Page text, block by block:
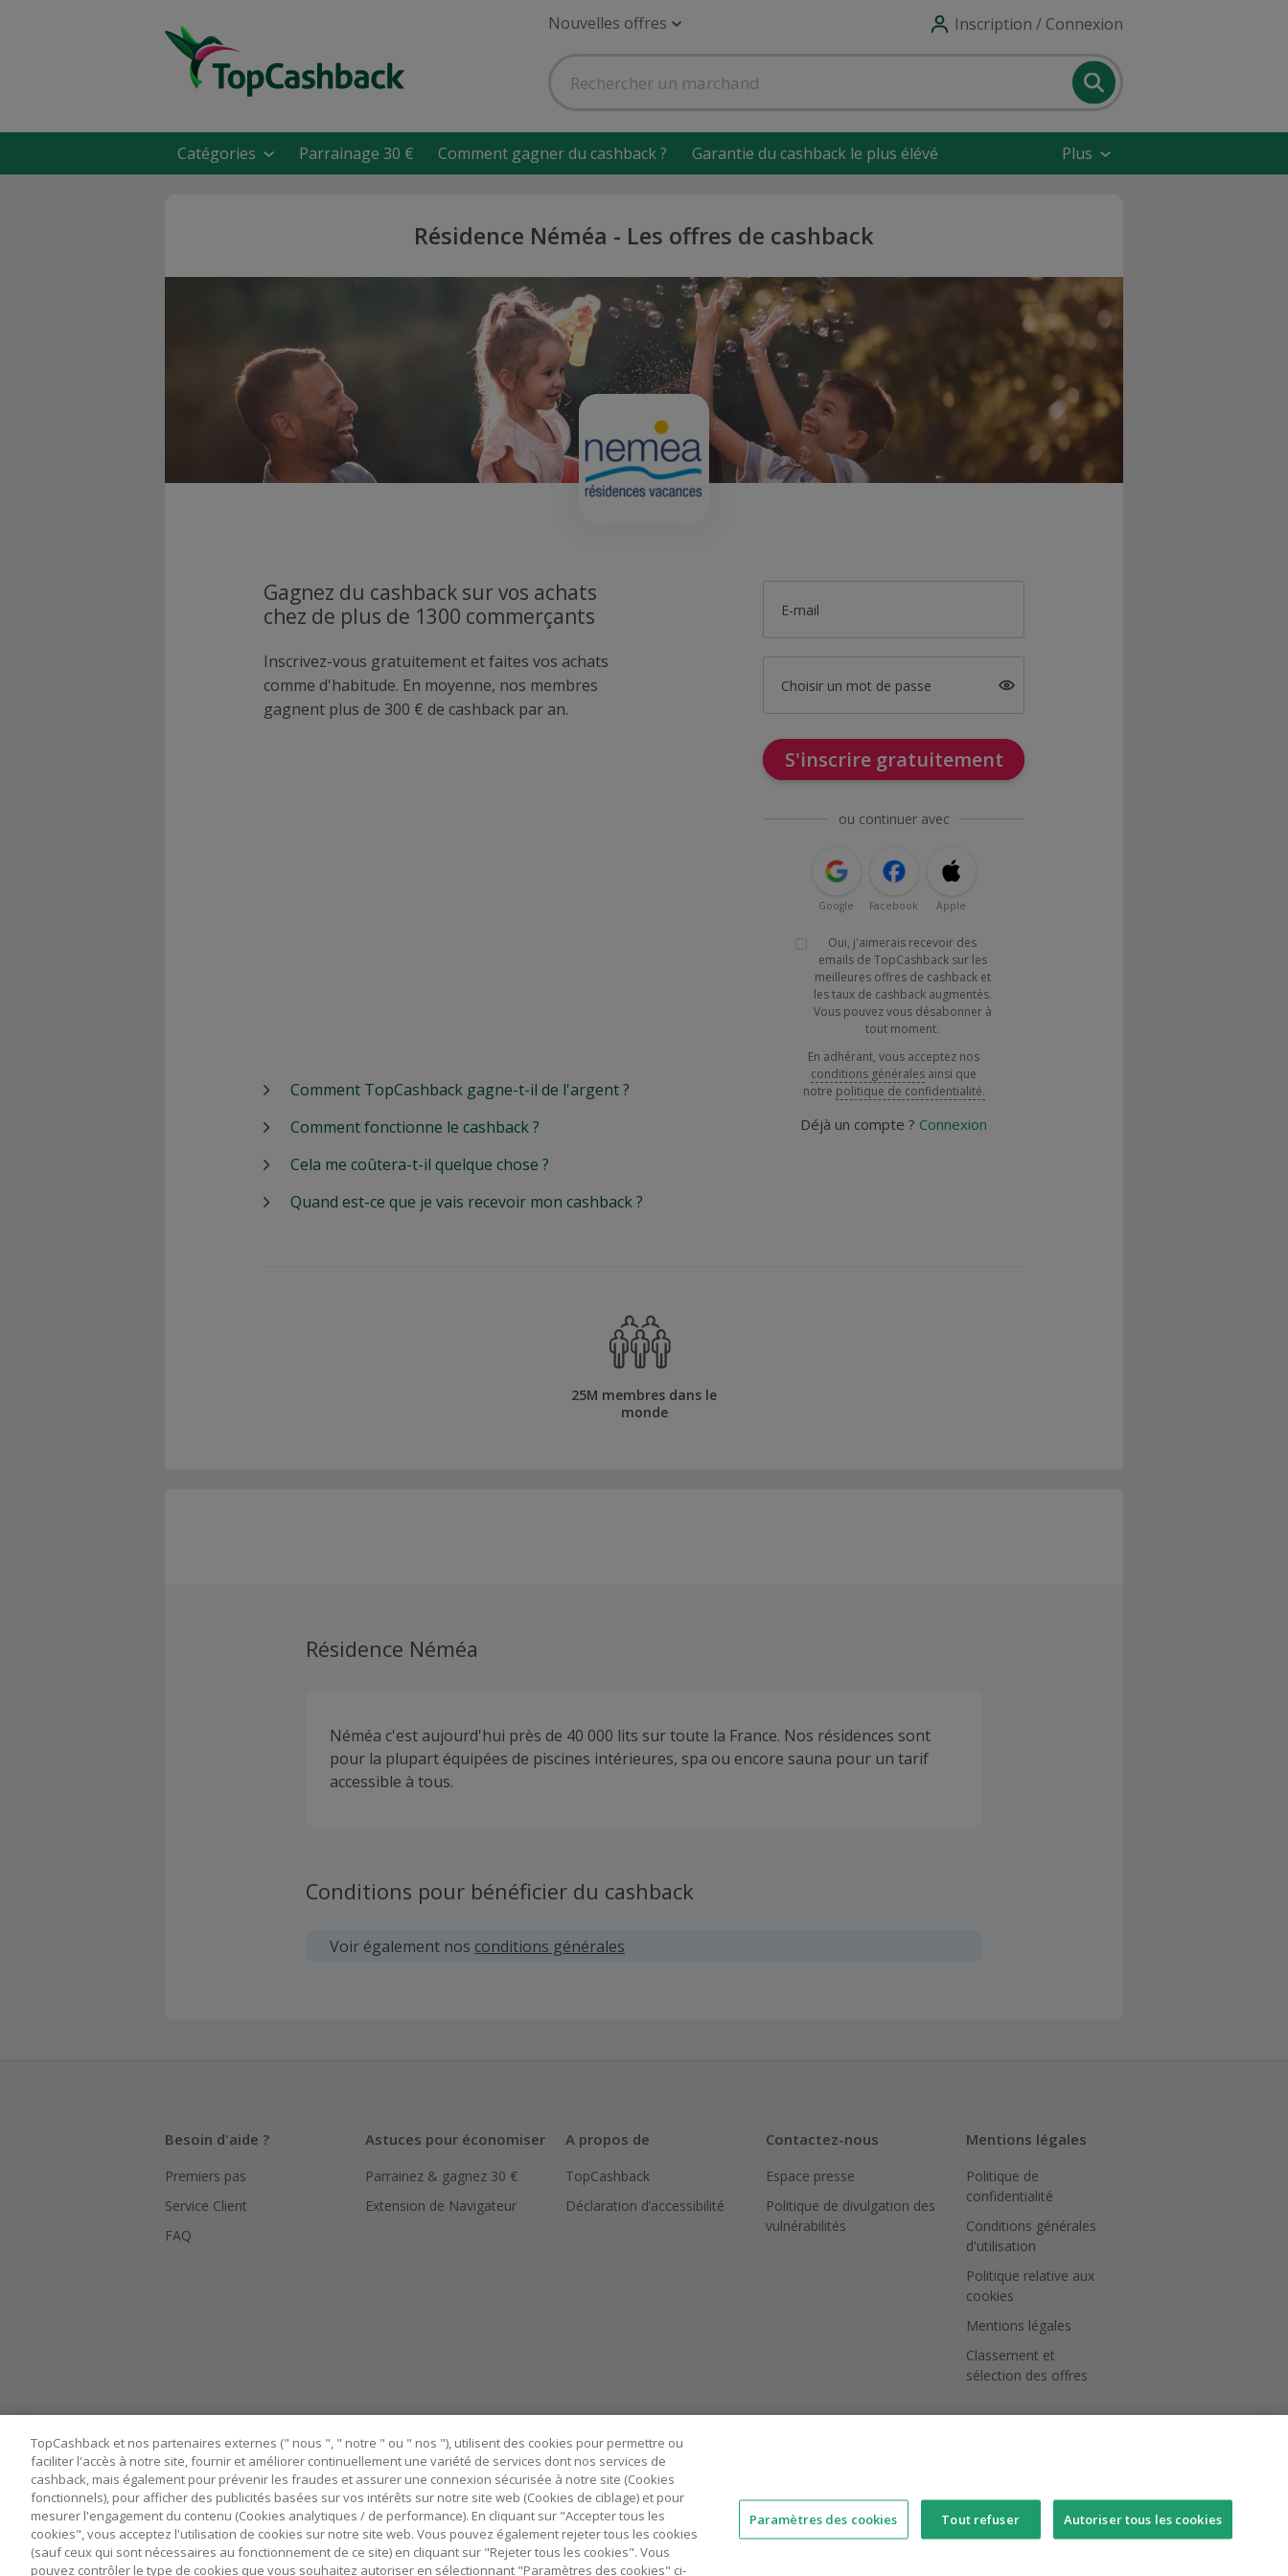
Nouvelles offres Inscription / Connexion
Catégories Parrainage 30 € Comment gagner du cashback ? Garantie du cashback le plus élévé Plus
Résidence Néméa - Les offres de cashback
Gagnez du cashback sur vos achats
chez de plus de 1300 commerçants
Inscrivez-vous gratuitement et faites vos achats
comme d'habitude. En moyenne, nos membres
gagnent plus de 300 € de cashback par an.
E-mail
Choisir un mot de passe
S'inscrire gratuitement
ou continuer avec
Google Facebook Apple
Oui, j'aimerais recevoir des
emails de TopCashback sur les
meilleures offres de cashback et
les taux de cashback augmentés.
Vous pouvez vous désabonner à
tout moment.
En adhérant, vous acceptez nos
conditions générales ainsi que
notre politique de confidentialité.
Déjà un compte ? Connexion
Comment TopCashback gagne-t-il de l'argent ?
Comment fonctionne le cashback ?
Cela me coûtera-t-il quelque chose ?
Quand est-ce que je vais recevoir mon cashback ?
25M membres dans le
monde
Résidence Néméa
Néméa c'est aujourd'hui près de 40 000 lits sur toute la France. Nos résidences sont
pour la plupart équipées de piscines intérieures, spa ou encore sauna pour un tarif
accessible à tous.
Conditions pour bénéficier du cashback
Voir également nos conditions générales
Besoin d'aide ?
Premiers pas
Service Client
FAQ
Astuces pour économiser
Parrainez & gagnez 30 €
Extension de Navigateur
A propos de
TopCashback
Déclaration d’accessibilité
Contactez-nous
Espace presse
Politique de divulgation des
vulnérabilités
Mentions légales
Politique de
confidentialité
Conditions générales
d'utilisation
Politique relative aux
cookies
Mentions légales
Classement et
sélection des offres
Nos sites UK US CN JP DE AU IT ES
TopCashback et nos partenaires externes (" nous ", " notre " ou " nos "), utilisent des cookies pour permettre ou
faciliter l'accès à notre site, fournir et améliorer continuellement une variété de services dont nos services de
cashback, mais également pour prévenir les fraudes et assurer une connexion sécurisée à notre site (Cookies
fonctionnels), pour afficher des publicités basées sur vos intérêts sur notre site web (Cookies de ciblage) et pour
mesurer l'engagement du contenu (Cookies analytiques / de performance). En cliquant sur "Accepter tous les
cookies", vous acceptez l'utilisation de cookies sur notre site web. Vous pouvez également rejeter tous les cookies
(sauf ceux qui sont nécessaires au fonctionnement de ce site) en cliquant sur "Rejeter tous les cookies". Vous
pouvez contrôler le type de cookies que vous souhaitez autoriser en sélectionnant "Paramètres des cookies" ci-
Paramètres des cookies Tout refuser Autoriser tous les cookies